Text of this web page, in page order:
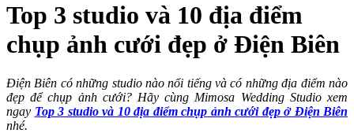
Top 3 studio và 10 địa điểm
chụp ảnh cưới đẹp ở Điện Biên
Điện Biên có những studio nào nổi tiếng và có những địa điểm nào
đẹp để chụp ảnh cưới? Hãy cùng Mimosa Wedding Studio xem
ngay Top 3 studio và 10 địa điểm chụp ảnh cưới đẹp ở Điện Biên
nhé.